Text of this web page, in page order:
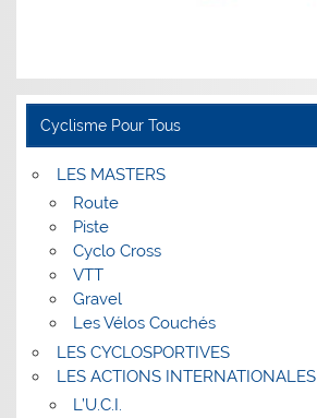
Cyclisme Pour Tous
LES MASTERS
Route
Piste
Cyclo Cross
VTT
Gravel
Les Vélos Couchés
LES CYCLOSPORTIVES
LES ACTIONS INTERNATIONALES
L’U.C.I.